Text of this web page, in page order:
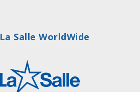
La Salle WorldWide